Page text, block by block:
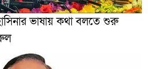
ভাষায় কথা বলতে শুরু